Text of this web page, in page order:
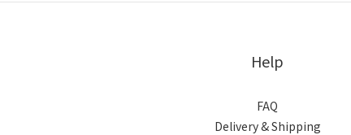
Help
FAQ
Delivery & Shipping